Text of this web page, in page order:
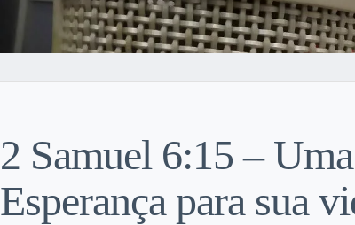
2 Samuel 6:15 –
Esperança para sua